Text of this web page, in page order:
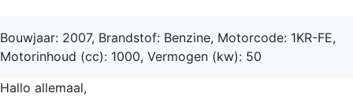
Bouwjaar: 2007, Brandstof: Benzine, Motorcode: 1KR-FE,
Motorinhoud (cc): 1000, Vermogen (kw): 50
Hallo allemaal,